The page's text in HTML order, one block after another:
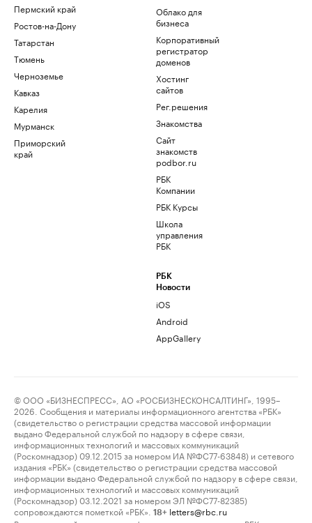
Пермский край
Ростов-на-Дону
Татарстан
Тюмень
Черноземье
Кавказ
Карелия
Мурманск
Приморский
край
Облако для
бизнеса
Корпоративный
регистратор
доменов
Хостинг
сайтов
Рег.решения
Знакомства
Сайт
знакомств
podbor.ru
РБК
Компании
РБК Курсы
Школа
управления
РБК
РБК
Новости
iOS
Android
AppGallery
© ООО «БИЗНЕСПРЕСС», АО «РОСБИЗНЕСКОНСАЛТИНГ», 1995–
2026. Сообщения и материалы информационного агентства «РБК»
(свидетельство о регистрации средства массовой информации
выдано Федеральной службой по надзору в сфере связи,
информационных технологий и массовых коммуникаций
(Роскомнадзор) 09.12.2015 за номером ИА №ФС77-63848) и сетевого
издания «РБК» (свидетельство о регистрации средства массовой
информации выдано Федеральной службой по надзору в сфере связи,
информационных технологий и массовых коммуникаций
(Роскомнадзор) 03.12.2021 за номером ЭЛ №ФС77-82385)
сопровождаются пометкой «РБК».
18+ letters@rbc.ru